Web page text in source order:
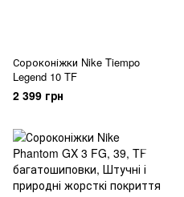
Сороконіжки Nike Tiempo
Legend 10 TF
2 399 грн